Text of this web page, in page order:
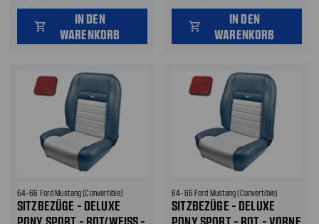
shopping_cart
IN DEN
WARENKORB
shopping_cart
IN DEN
WARENKORB
64-66 Ford Mustang (Convertible)
SITZBEZÜGE - DELUXE
PONY SPORT - ROT/WEISS - V
64-66 Ford Mustang (Convertible)
SITZBEZÜGE - DELUXE
PONY SPORT - ROT - VORNE